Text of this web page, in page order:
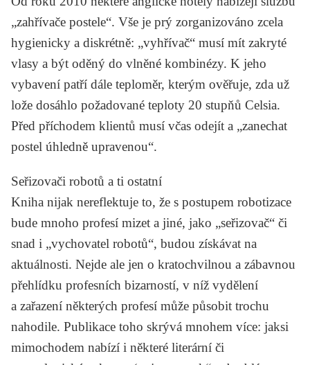
„zahřívače postele“. Vše je prý zorganizováno zcela
hygienicky a diskrétně: „vyhřívač“ musí mít zakryté
vlasy a být oděný do vlněné kombinézy. K jeho
vybavení patří dále teploměr, kterým ověřuje, zda už
lože dosáhlo požadované teploty 20 stupňů Celsia.
Před příchodem klientů musí včas odejít a „zanechat
postel úhledně upravenou“.
Seřizovači robotů a ti ostatní
Kniha nijak nereflektuje to, že s postupem robotizace
bude mnoho profesí mizet a jiné, jako „seřizovač“ či
snad i „vychovatel robotů“, budou získávat na
aktuálnosti. Nejde ale jen o kratochvilnou a zábavnou
přehlídku profesních bizarností, v níž vydělení
a zařazení některých profesí může působit trochu
nahodile. Publikace toho skrývá mnohem více: jaksi
mimochodem nabízí i některé literární či